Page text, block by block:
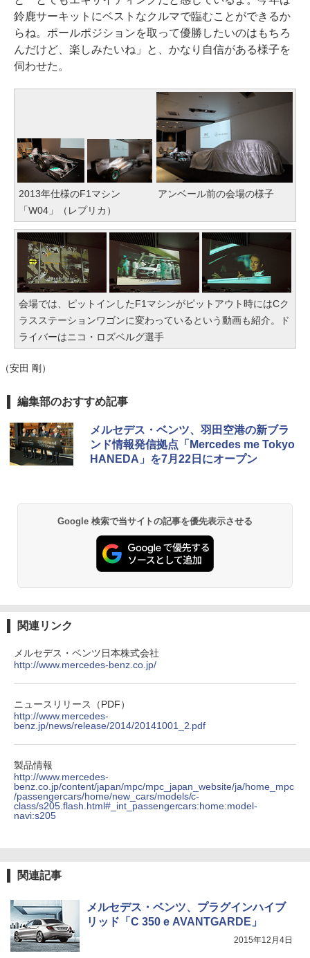
鈴鹿サーキットにベストなクルマで臨むことができるか
らね。ポールポジションを取って優勝したいのはもちろ
んだけど、楽しみたいね」と、かなり自信がある様子を
伺わせた。
2013年仕様のF1マシン
「W04」（レプリカ）
アンベール前の会場の様子
会場では、ピットインしたF1マシンがピットアウト時にはCク
ラスステーションワゴンに変わっているという動画も紹介。ド
ライバーはニコ・ロズベルグ選手
（安田 剛）
編集部のおすすめ記事
メルセデス・ベンツ、羽田空港の新ブラ
ンド情報発信拠点「Mercedes me Tokyo
HANEDA」を7月22日にオープン
Google 検索で当サイトの記事を優先表示させる
関連リンク
メルセデス・ベンツ日本株式会社
http://www.mercedes-benz.co.jp/
ニュースリリース（PDF）
http://www.mercedes-
benz.jp/news/release/2014/20141001_2.pdf
製品情報
http://www.mercedes-
benz.co.jp/content/japan/mpc/mpc_japan_website/ja/home_mpc
/passengercars/home/new_cars/models/c-
class/s205.flash.html#_int_passengercars:home:model-
navi:s205
関連記事
メルセデス・ベンツ、プラグインハイブ
リッド「C 350 e AVANTGARDE」
2015年12月4日